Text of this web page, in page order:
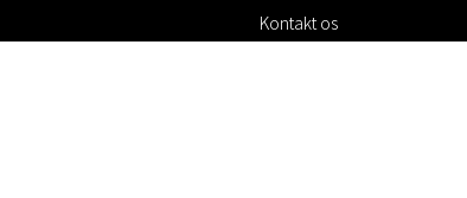
Kontakt os